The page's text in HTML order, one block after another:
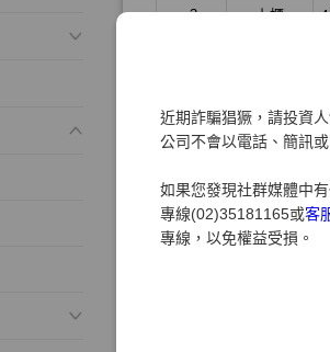
近期詐騙猖獗，請投資
公司不會以電話、簡訊
如果您發現社群媒體中
專線(02)35181165或客
專線，以免權益受損。